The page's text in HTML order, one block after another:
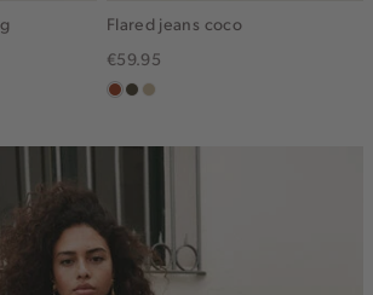
Flared jeans coco
€59.95
bruin
donkerkhaki
lichtzand